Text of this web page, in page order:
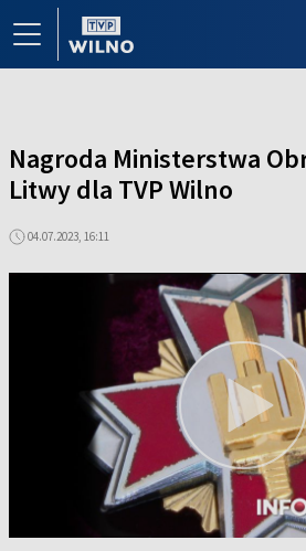
Nagroda Ministerstwa
Litwy dla TVP Wilno
04.07.2023, 16:11